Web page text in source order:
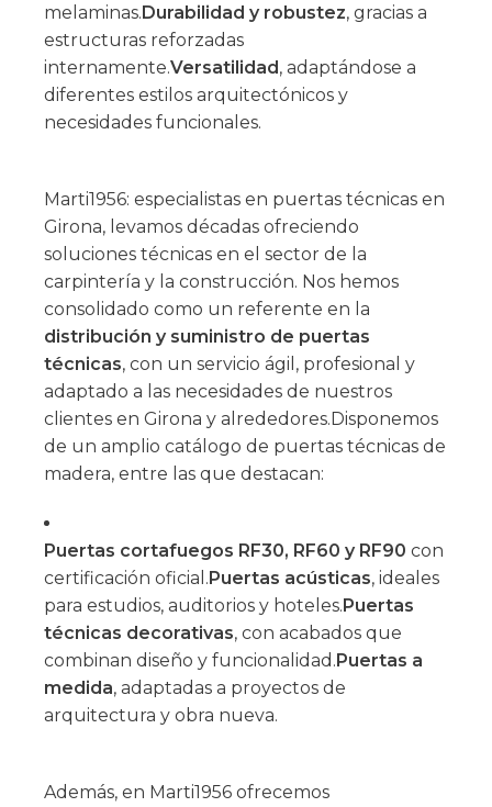
melaminas.Durabilidad y robustez, gracias a
estructuras reforzadas
internamente.Versatilidad, adaptándose a
diferentes estilos arquitectónicos y
necesidades funcionales.
Marti1956: especialistas en puertas técnicas en
Girona, levamos décadas ofreciendo
soluciones técnicas en el sector de la
carpintería y la construcción. Nos hemos
consolidado como un referente en la
distribución y suministro de puertas
técnicas, con un servicio ágil, profesional y
adaptado a las necesidades de nuestros
clientes en Girona y alrededores.Disponemos
de un amplio catálogo de puertas técnicas de
madera, entre las que destacan:
Puertas cortafuegos RF30, RF60 y RF90 con
certificación oficial.Puertas acústicas, ideales
para estudios, auditorios y hoteles.Puertas
técnicas decorativas, con acabados que
combinan diseño y funcionalidad.Puertas a
medida, adaptadas a proyectos de
arquitectura y obra nueva.
Además, en Marti1956 ofrecemos